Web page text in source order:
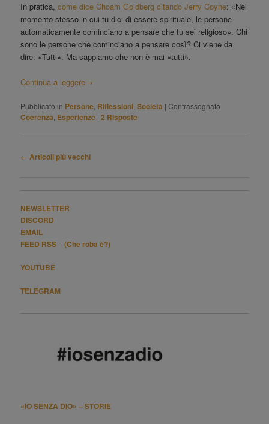
In pratica,come dice Choam Goldberg citando Jerry Coyne: «Nel
momento stesso in cui tu dici di essere spirituale, le persone
automaticamente cominciano a pensare che tu sei religioso». Chi
sono le persone che cominciano a pensare così? Ci viene da
dire: «Tutti». Ma sappiamo che non è mai «tutti».
Continua a leggere→
Pubblicato in Persone, Riflessioni,Società |Contrassegnato
Coerenza, Esperienze |2 Risposte
Navigazione
← Articoli più vecchi
NEWSLETTER
DISCORD
EMAIL
FEED RSS–(Che roba è?)
YOUTUBE
TELEGRAM
«IO SENZA DIO» – STORIE